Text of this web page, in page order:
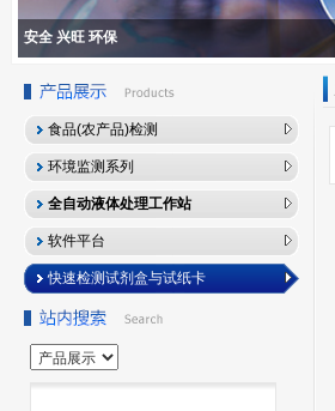
安全 兴旺 环保
食品(农产品)检测
环境监测系列
全自动液体处理工作站
软件平台
快速检测试剂盒与试纸卡